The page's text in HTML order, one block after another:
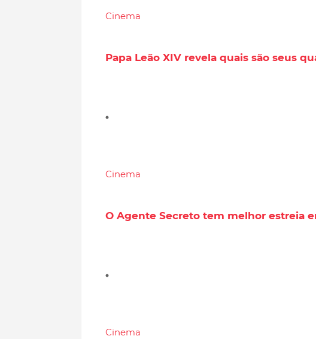
Cinema
Papa Leão XIV revela quais são seus
Cinema
O Agente Secreto tem melhor estreia
Cinema